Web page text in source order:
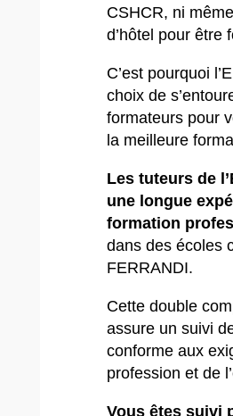
CSHCR, ni
d’hôtel pour être
C’est pourquoi
choix de
formateurs pour
la meilleure
Les tuteurs de
une longue
formation
dans des écoles
FERRANDI.
Cette double
assure un suivi
conforme aux
profession et de
Vous êtes suivi